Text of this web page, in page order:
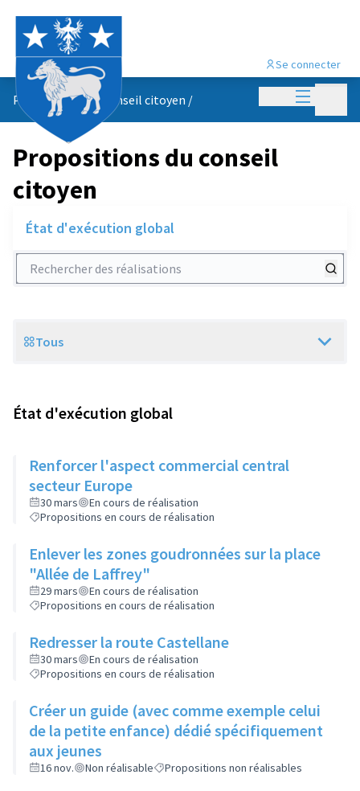
Menu
Se connecter
Propositions du conseil citoyen /
Propositions du conseil
citoyen
État d'exécution global
Rechercher des réalisations
Scope
Tous
État d'exécution global
Renforcer l'aspect commercial central
secteur Europe
30 mars
En cours de réalisation
Propositions en cours de réalisation
Enlever les zones goudronnées sur la place
"Allée de Laffrey"
29 mars
En cours de réalisation
Propositions en cours de réalisation
Redresser la route Castellane
30 mars
En cours de réalisation
Propositions en cours de réalisation
Créer un guide (avec comme exemple celui
de la petite enfance) dédié spécifiquement
aux jeunes
16 nov. Non réalisable Propositions non réalisables